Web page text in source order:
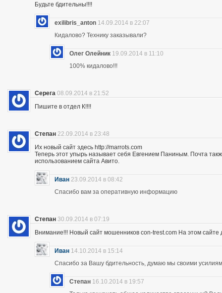
Будьте бдительны!!!!
exilibris_anton 14.09.2014 в 22:07
Кидалово? Технику заказывали?
Олег Олейник 19.09.2014 в 11:10
100% кидалово!!!
Серега 08.09.2014 в 21:52
Пишите в отдел К!!!!
Степан 22.09.2014 в 23:48
Их новый сайт здесь http://marrots.com
Теперь этот упырь называет себя Евгением Паниным. Почта
использованием сайта Авито.
Иван 23.09.2014 в 08:42
Спасибо вам за оперативную информацию
Степан 30.09.2014 в 07:19
Внимание!!! Новый сайт мошенников con-trest.com На этом сайте
Иван 14.10.2014 в 15:14
Спасибо за Вашу бдительность, думаю мы своими
Степан 16.10.2014 в 19:57